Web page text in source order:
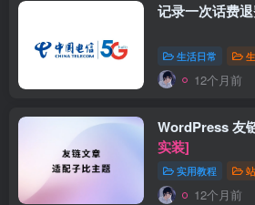
记录一次话费
生活日常
12个月前
WordPress 友
实装]
实用教程
12个月前